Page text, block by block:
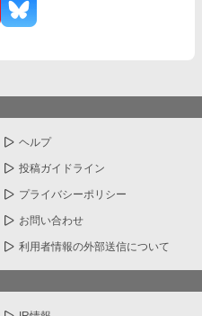
ヘルプ
投稿ガイドライン
プライバシーポリシー
お問い合わせ
利用者情報の外部送信について